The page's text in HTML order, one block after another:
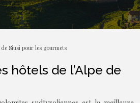
de Siusi pour les gourmets
hôtels de l’Alpe de